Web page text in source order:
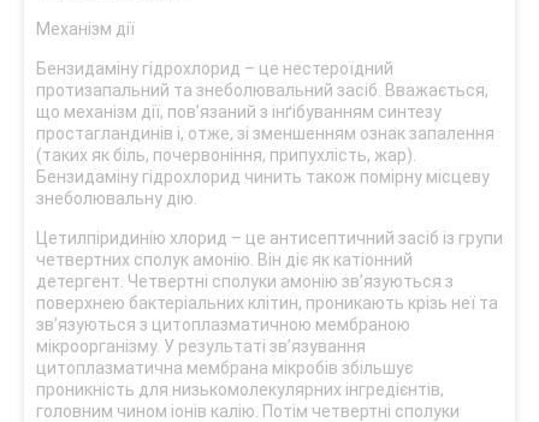
Механізм дії
Бензидаміну гідрохлорид – це нестероїдний
протизапальний та знеболювальний засіб. Вважається,
що механізм дії, пов’язаний з інґібуванням синтезу
простагландинів і, отже, зі зменшенням ознак запалення
(таких як біль, почервоніння, припухлість, жар).
Бензидаміну гідрохлорид чинить також помірну місцеву
знеболювальну дію.
Цетилпіридинію хлорид – це антисептичний засіб із групи
четвертних сполук амонію. Він діє як катіонний
детергент. Четвертні сполуки амонію зв’язуються з
поверхнею бактеріальних клітин, проникають крізь неї та
зв’язуються з цитоплазматичною мембраною
мікроорганізму. У результаті зв’язування
цитоплазматична мембрана мікробів збільшує
проникність для низькомолекулярних інгредієнтів,
головним чином іонів калію. Потім четвертні сполуки